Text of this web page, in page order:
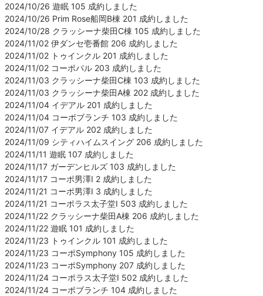
2024/10/26 遊眠 105 成約しました
2024/10/26 Prim Rose船岡B棟 201 成約しました
2024/10/28 クラッシーナ柴田C棟 105 成約しました
2024/11/02 伊ダンセ壱番館 206 成約しました
2024/11/02 トゥインクル 201 成約しました
2024/11/02 コーポパル 203 成約しました
2024/11/03 クラッシーナ柴田C棟 103 成約しました
2024/11/03 クラッシーナ柴田A棟 202 成約しました
2024/11/04 イデアル 201 成約しました
2024/11/04 コーポブランチ 103 成約しました
2024/11/07 イデアル 202 成約しました
2024/11/09 シティハイムスイング 206 成約しました
2024/11/11 遊眠 107 成約しました
2024/11/17 ガーデンヒルズ 103 成約しました
2024/11/17 コーポ男澤Ⅰ 2 成約しました
2024/11/21 コーポ男澤Ⅰ 3 成約しました
2024/11/21 コーポラス太子堂Ⅰ 503 成約しました
2024/11/22 クラッシーナ柴田A棟 206 成約しました
2024/11/22 遊眠 101 成約しました
2024/11/23 トゥインクル 101 成約しました
2024/11/23 コーポSymphony 105 成約しました
2024/11/23 コーポSymphony 207 成約しました
2024/11/24 コーポラス太子堂Ⅰ 502 成約しました
2024/11/24 コーポブランチ 104 成約しました